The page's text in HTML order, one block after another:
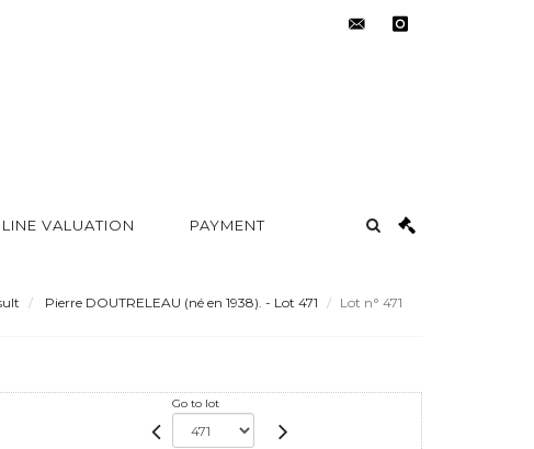
VALUATION PAYMENT
Pierre DOUTRELEAU (né en 1938). - Lot 471 Lot n° 471
Go to lot